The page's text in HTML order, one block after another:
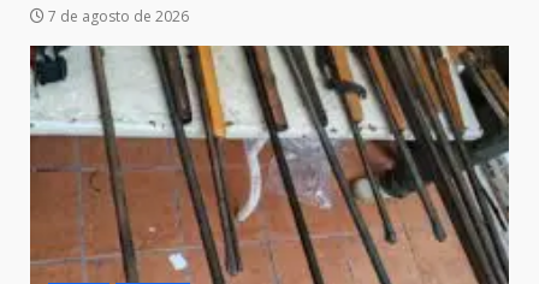
7 de agosto de 2026